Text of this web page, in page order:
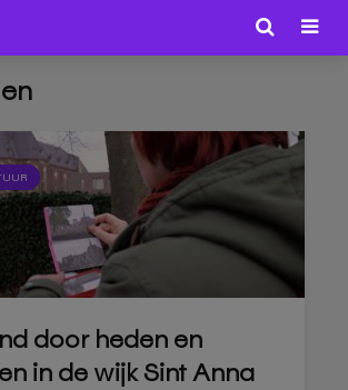
door heden en
in de wijk Sint Anna